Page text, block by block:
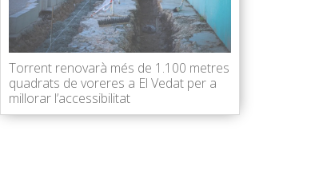
Torrent renovarà més de 1.100 metres
quadrats de voreres a El Vedat per a
millorar l’accessibilitat